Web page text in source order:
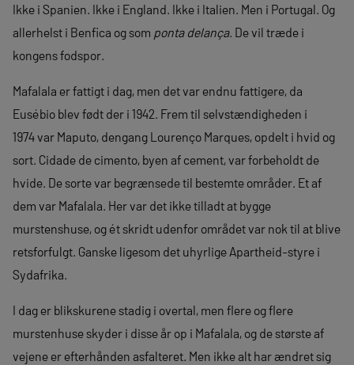
Ikke i Spanien. Ikke i England. Ikke i Italien. Men i Portugal. Og
allerhelst i Benfica og som ponta delança. De vil træde i
kongens fodspor.
Mafalala er fattigt i dag, men det var endnu fattigere, da
Eusébio blev født der i 1942. Frem til selvstændigheden i
1974 var Maputo, dengang Lourenço Marques, opdelt i hvid og
sort. Cidade de cimento, byen af cement, var forbeholdt de
hvide. De sorte var begrænsede til bestemte områder. Et af
dem var Mafalala. Her var det ikke tilladt at bygge
murstenshuse, og ét skridt udenfor området var nok til at blive
retsforfulgt. Ganske ligesom det uhyrlige Apartheid-styre i
Sydafrika.
I dag er blikskurene stadig i overtal, men flere og flere
murstenhuse skyder i disse år op i Mafalala, og de største af
vejene er efterhånden asfalteret. Men ikke alt har ændret sig